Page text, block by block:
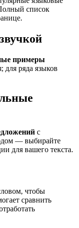
список
примеры
ряда языков
с
— выбирайте
для вашего текста.
чтобы
сравнить